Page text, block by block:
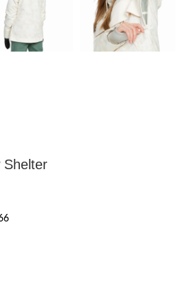
Shelter